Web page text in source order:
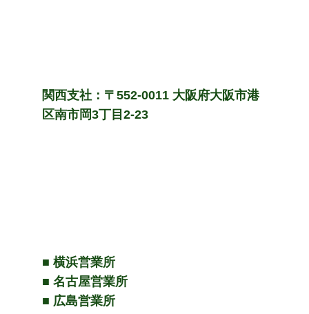
関西支社：〒552-0011 大阪府大阪市港
区南市岡3丁目2-23
■ 横浜営業所
■ 名古屋営業所
■ 広島営業所